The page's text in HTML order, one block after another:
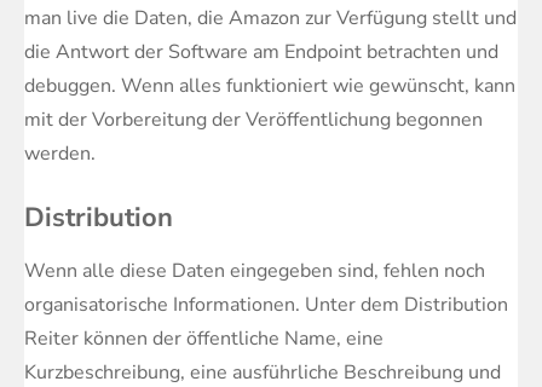
man live die Daten, die Amazon zur Verfügung stellt und
die Antwort der Software am Endpoint betrachten und
debuggen. Wenn alles funktioniert wie gewünscht, kann
mit der Vorbereitung der Veröffentlichung begonnen
werden.
Distribution
Wenn alle diese Daten eingegeben sind, fehlen noch
organisatorische Informationen. Unter dem Distribution
Reiter können der öffentliche Name, eine
Kurzbeschreibung, eine ausführliche Beschreibung und